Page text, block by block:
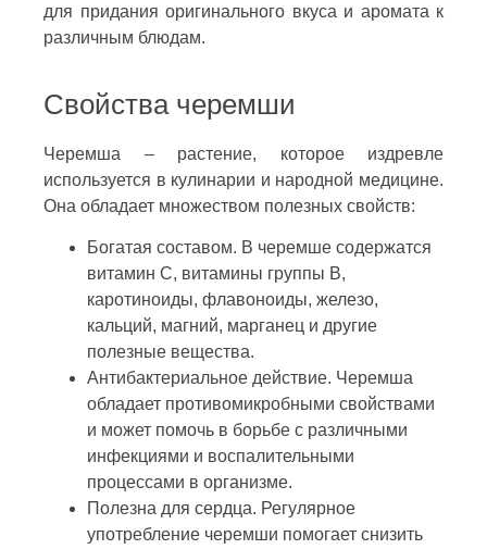
для придания оригинального вкуса и аромата к
различным блюдам.
Свойства черемши
Черемша – растение, которое издревле
используется в кулинарии и народной медицине.
Она обладает множеством полезных свойств:
Богатая составом. В черемше содержатся
витамин C, витамины группы B,
каротиноиды, флавоноиды, железо,
кальций, магний, марганец и другие
полезные вещества.
Антибактериальное действие. Черемша
обладает противомикробными свойствами
и может помочь в борьбе с различными
инфекциями и воспалительными
процессами в организме.
Полезна для сердца. Регулярное
употребление черемши помогает снизить